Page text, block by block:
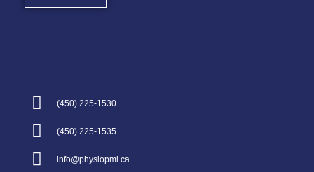
(450) 225-1530
(450) 225-1535
info@physiopml.ca